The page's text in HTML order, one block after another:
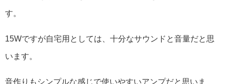
す。
15Wですが自宅用としては、十分なサウンドと音量だと思
います。
音作りもシンプルな感じで使いやすいアンプだと思いま